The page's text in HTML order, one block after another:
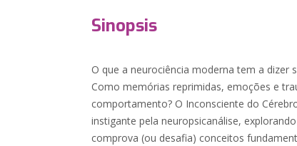
Sinopsis
O que a neurociência moderna tem a dizer
Como memórias reprimidas, emoções e
comportamento? O Inconsciente do
instigante pela neuropsicanálise,
comprova (ou desafia) conceitos